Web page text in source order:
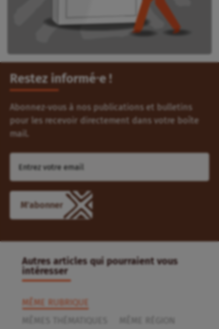
Restez informé⸱e !
Abonnez-vous à nos publications et bulletins
pour les recevoir directement dans votre boîte
mail.
M'abonner
Autres articles qui pourraient vous
intéresser
MÊME RUBRIQUE